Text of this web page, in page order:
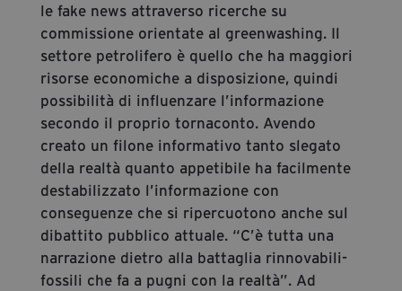
le fake news attraverso ricerche su
commissione orientate al greenwashing. Il
settore petrolifero è quello che ha maggiori
risorse economiche a disposizione, quindi
possibilità di influenzare l’informazione
secondo il proprio tornaconto. Avendo
creato un filone informativo tanto slegato
della realtà quanto appetibile ha facilmente
destabilizzato l’informazione con
conseguenze che si ripercuotono anche sul
dibattito pubblico attuale. “C’è tutta una
narrazione dietro alla battaglia rinnovabili-
fossili che fa a pugni con la realtà”. Ad